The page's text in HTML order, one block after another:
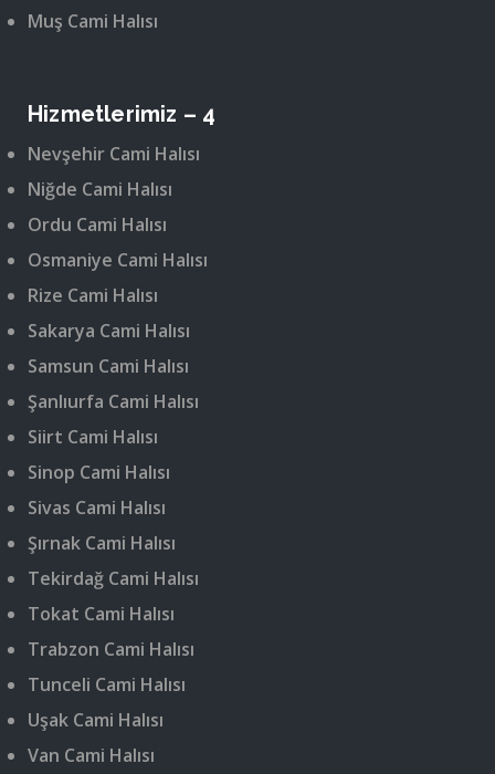
Muş Cami Halısı
Hizmetlerimiz – 4
Nevşehir Cami Halısı
Niğde Cami Halısı
Ordu Cami Halısı
Osmaniye Cami Halısı
Rize Cami Halısı
Sakarya Cami Halısı
Samsun Cami Halısı
Şanlıurfa Cami Halısı
Siirt Cami Halısı
Sinop Cami Halısı
Sivas Cami Halısı
Şırnak Cami Halısı
Tekirdağ Cami Halısı
Tokat Cami Halısı
Trabzon Cami Halısı
Tunceli Cami Halısı
Uşak Cami Halısı
Van Cami Halısı